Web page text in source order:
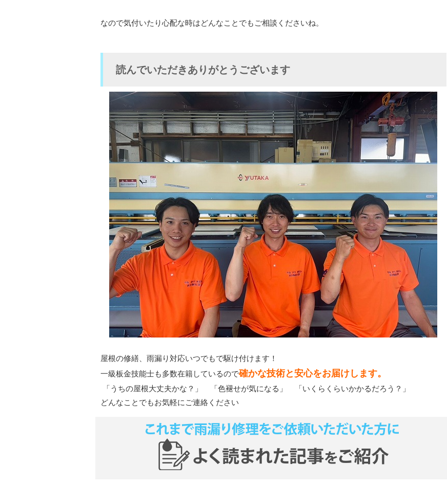
なので気付いたり心配な時はどんなことでもご相談くださいね。
読んでいただきありがとうございます
屋根の修繕、雨漏り対応いつでもで駆け付けます！
一級板金技能士も多数在籍しているので確かな技術と安心をお届けします。
「うちの屋根大丈夫かな？」 「色褪せが気になる」 「いくらくらいかかるだろう？」
どんなことでもお気軽にご連絡ください